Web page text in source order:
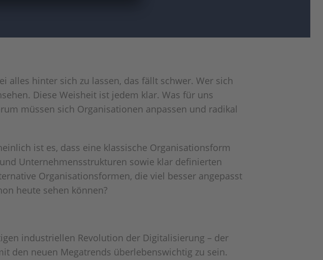
alles hinter sich zu lassen, das fällt schwer. Wer sich
Diese Weisheit ist jedem klar. Was für uns
müssen sich Organisationen anpassen und radikal
ist es, dass eine klassische Organisationsform
Unternehmensstrukturen sowie klar definierten
Organisationsformen, die viel besser angepasst
heute sehen können?
industriellen Revolution der Digitalisierung – der
den neuen Megatrends überlebenswichtig zu sein.